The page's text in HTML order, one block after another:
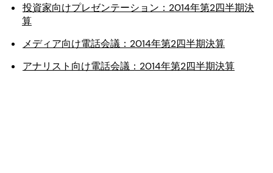
投資家向けプレゼンテーション：2014年第2四半期決
算
メディア向け電話会議：2014年第2四半期決算
アナリスト向け電話会議：2014年第2四半期決算